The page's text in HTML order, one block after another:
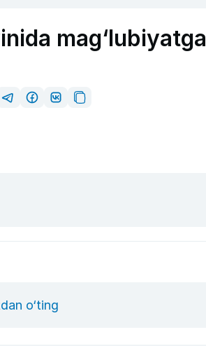
mag‘lubiyatga
o‘ting